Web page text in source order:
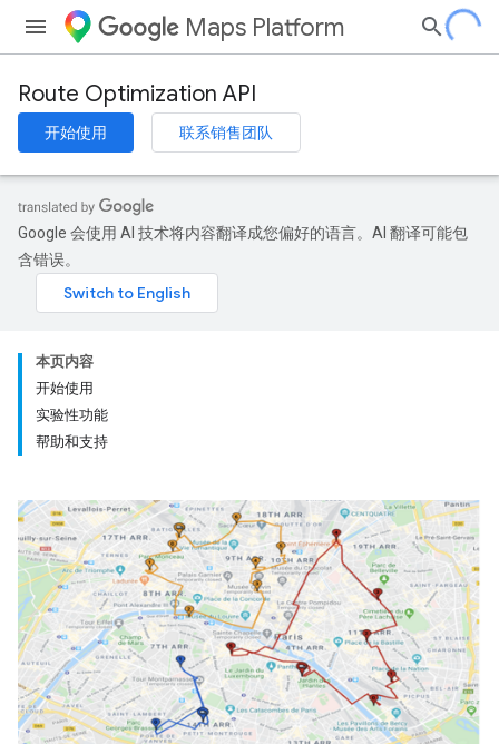
Maps Platform
Route Optimization API
开始使用 联系销售团队
Google 会使用 AI 技术将内容翻译成您偏好的语言。AI 翻译可能包
含错误。
本页内容
开始使用
实验性功能
帮助和支持